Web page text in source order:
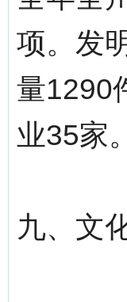
项。发
量1290
业35家。
九、文